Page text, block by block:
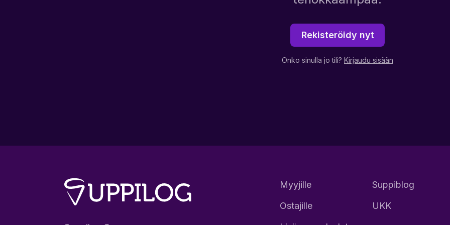
Rekisteröidy nyt
Onko sinulla jo tili? Kirjaudu sisään
Myyjille
Ostajille
Suppiblog
UKK